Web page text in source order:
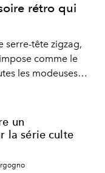
rétro qui
serre-tête zigzag,
comme le
les modeuses
un
la série culte